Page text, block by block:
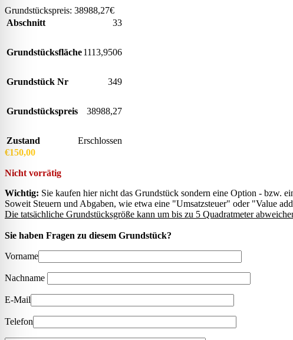
Grundstückspreis: 38988,27€
Abschnitt
33
Grundstücksfläche1113,9506
Grundstück Nr 349
Grundstückspreis 38988,27
Zustand
Erschlossen
€150,00
Nicht vorrätig
Wichtig: Sie kaufen hier nicht das Grundstück sondern eine Option - bzw.
Soweit Steuern und Abgaben, wie etwa eine "Umsatzsteuer" oder "Value
Die tatsächliche Grundstücksgröße kann um bis zu 5 Quadratmeter
Sie haben Fragen zu diesem Grundstück?
Vorname
Nachname
E-Mail
Telefon